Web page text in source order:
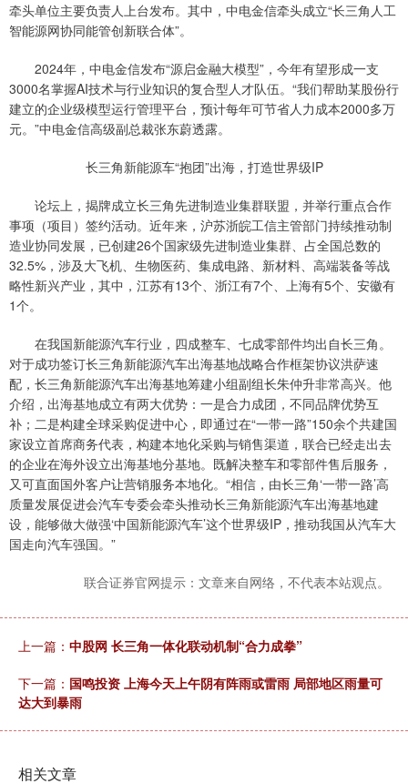
牵头单位主要负责人上台发布。其中，中电金信牵头成立“长三角人工
智能源网协同能管创新联合体”。
2024年，中电金信发布“源启金融大模型”，今年有望形成一支
3000名掌握AI技术与行业知识的复合型人才队伍。“我们帮助某股份行
建立的企业级模型运行管理平台，预计每年可节省人力成本2000多万
元。”中电金信高级副总裁张东蔚透露。
长三角新能源车“抱团”出海，打造世界级IP
论坛上，揭牌成立长三角先进制造业集群联盟，并举行重点合作
事项（项目）签约活动。近年来，沪苏浙皖工信主管部门持续推动制
造业协同发展，已创建26个国家级先进制造业集群、占全国总数的
32.5%，涉及大飞机、生物医药、集成电路、新材料、高端装备等战
略性新兴产业，其中，江苏有13个、浙江有7个、上海有5个、安徽有
1个。
在我国新能源汽车行业，四成整车、七成零部件均出自长三角。
对于成功签订长三角新能源汽车出海基地战略合作框架协议洪萨速
配，长三角新能源汽车出海基地筹建小组副组长朱仲升非常高兴。他
介绍，出海基地成立有两大优势：一是合力成团，不同品牌优势互
补；二是构建全球采购促进中心，即通过在“一带一路”150余个共建国
家设立首席商务代表，构建本地化采购与销售渠道，联合已经走出去
的企业在海外设立出海基地分基地。既解决整车和零部件售后服务，
又可直面国外客户让营销服务本地化。“相信，由长三角‘一带一路’高
质量发展促进会汽车专委会牵头推动长三角新能源汽车出海基地建
设，能够做大做强‘中国新能源汽车’这个世界级IP，推动我国从汽车大
国走向汽车强国。”
联合证券官网提示：文章来自网络，不代表本站观点。
上一篇： 中股网 长三角一体化联动机制“合力成拳”
下一篇： 国鸣投资 上海今天上午阴有阵雨或雷雨 局部地区雨量可
达大到暴雨
相关文章